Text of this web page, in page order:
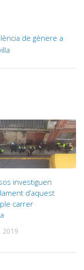
de gènere a
investiguen
d’aquest
carrer
2019